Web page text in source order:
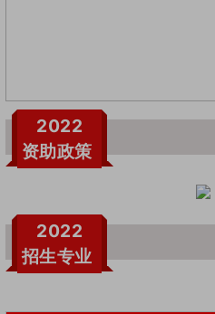
2022
资助政策
2022
招生专业